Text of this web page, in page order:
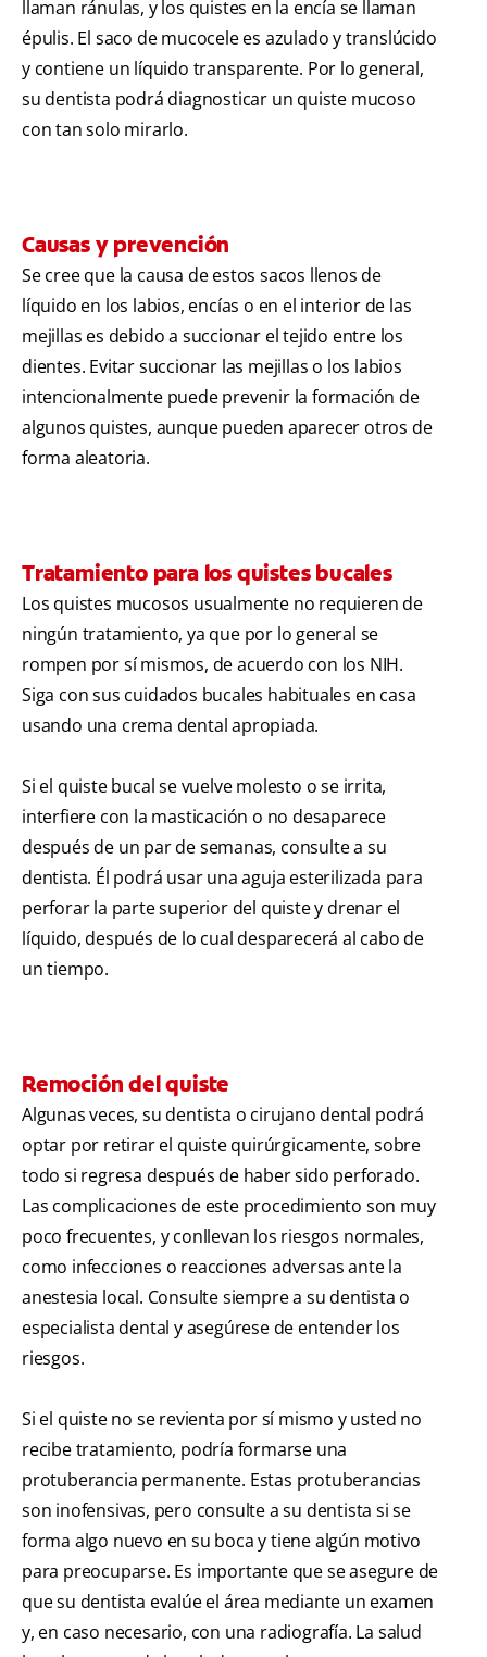
llaman ránulas, y los quistes en la encía se llaman
épulis. El saco de mucocele es azulado y translúcido
y contiene un líquido transparente. Por lo general,
su dentista podrá diagnosticar un quiste mucoso
con tan solo mirarlo.
Causas y prevención
Se cree que la causa de estos sacos llenos de
líquido en los labios, encías o en el interior de las
mejillas es debido a succionar el tejido entre los
dientes. Evitar succionar las mejillas o los labios
intencionalmente puede prevenir la formación de
algunos quistes, aunque pueden aparecer otros de
forma aleatoria.
Tratamiento para los quistes bucales
Los quistes mucosos usualmente no requieren de
ningún tratamiento, ya que por lo general se
rompen por sí mismos, de acuerdo con los NIH.
Siga con sus cuidados bucales habituales en casa
usando una crema dental apropiada.
Si el quiste bucal se vuelve molesto o se irrita,
interfiere con la masticación o no desaparece
después de un par de semanas, consulte a su
dentista. Él podrá usar una aguja esterilizada para
perforar la parte superior del quiste y drenar el
líquido, después de lo cual desparecerá al cabo de
un tiempo.
Remoción del quiste
Algunas veces, su dentista o cirujano dental podrá
optar por retirar el quiste quirúrgicamente, sobre
todo si regresa después de haber sido perforado.
Las complicaciones de este procedimiento son muy
poco frecuentes, y conllevan los riesgos normales,
como infecciones o reacciones adversas ante la
anestesia local. Consulte siempre a su dentista o
especialista dental y asegúrese de entender los
riesgos.
Si el quiste no se revienta por sí mismo y usted no
recibe tratamiento, podría formarse una
protuberancia permanente. Estas protuberancias
son inofensivas, pero consulte a su dentista si se
forma algo nuevo en su boca y tiene algún motivo
para preocuparse. Es importante que se asegure de
que su dentista evalúe el área mediante un examen
y, en caso necesario, con una radiografía. La salud